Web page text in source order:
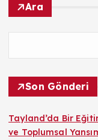
Ara
Son Gönderi
Tayland’da Bir
ve Toplumsal